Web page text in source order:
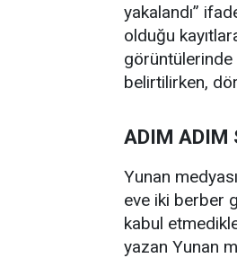
yakalandı”
olduğu
görüntülerinde
belirtilirken,
ADIM ADIM
Yunan
eve iki berber
kabul
yazan Yunan